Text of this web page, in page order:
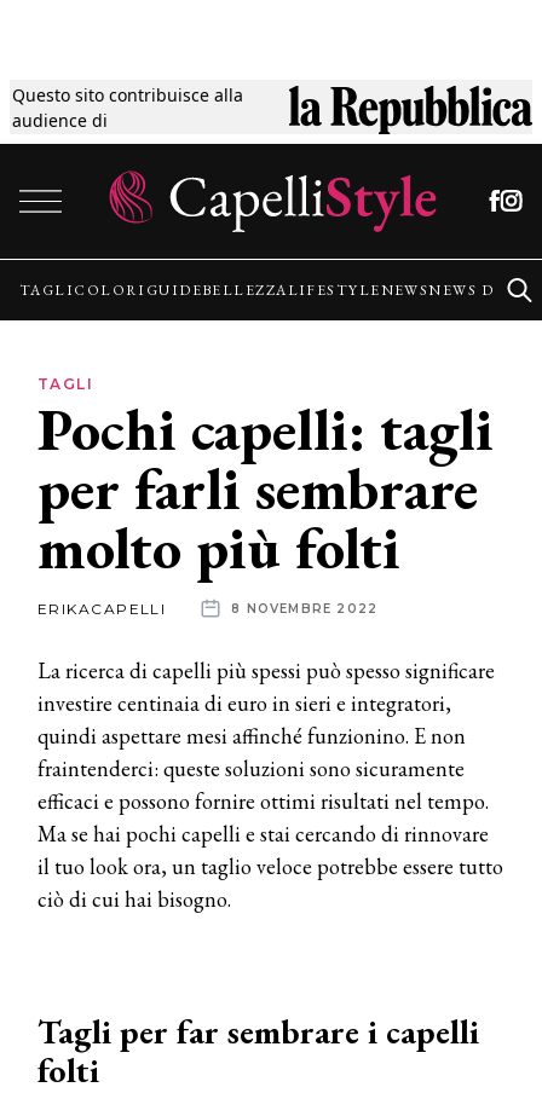
Questo sito contribuisce alla
audience di
Tagli
Colori
Guide
Lifestyle
News
News
aziende
TAGLICOLORI GUIDEBELLEZZALIFESTYLENEWSNEWS
TAGLI
Pochi capelli: tagli
per farli sembrare
molto più folti
ERIKACAPELLI 8 NOVEMBRE 2022
La ricerca di capelli più spessi può spesso significare
investire centinaia di euro in sieri e integratori,
quindi aspettare mesi affinché funzionino. E non
fraintenderci: queste soluzioni sono sicuramente
efficaci e possono fornire ottimi risultati nel tempo.
Ma se hai pochi capelli e stai cercando di rinnovare
il tuo look ora, un taglio veloce potrebbe essere tutto
ciò di cui hai bisogno.
Tagli per far sembrare i capelli
folti